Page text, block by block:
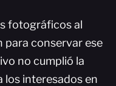
fotográficos al
para conservar ese
no cumplió la
los interesados en